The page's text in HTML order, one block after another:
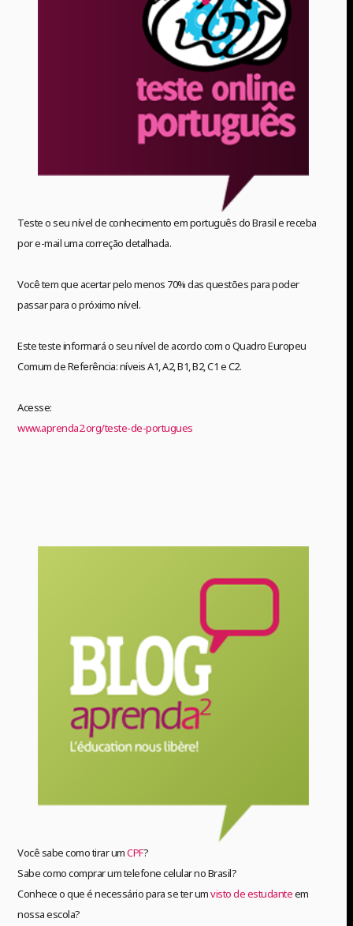
Teste o seu nível de conhecimento em português do Brasil e receba
por e-mail uma correção detalhada.
Você tem que acertar pelo menos 70% das questões para poder
passar para o próximo nível.
Este teste informará o seu nível de acordo com o Quadro Europeu
Comum de Referência: níveis A1, A2, B1, B2, C1 e C2.
Acesse:
www.aprenda2.org/teste-de-portugues
Você sabe como tirar umCPF?
Sabe como comprar um telefone celular no Brasil?
Conhece o que é necessário para se ter umvisto de estudanteem
nossa escola?